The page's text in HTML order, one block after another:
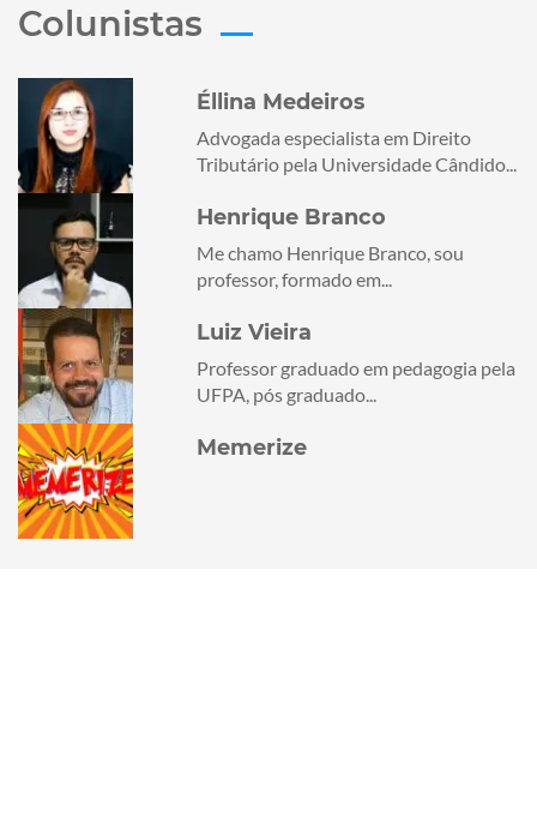
Colunistas
Éllina Medeiros
Advogada especialista em Direito
Tributário pela Universidade Cândido...
Henrique Branco
Me chamo Henrique Branco, sou
professor, formado em...
Luiz Vieira
Professor graduado em pedagogia pela
UFPA, pós graduado...
Memerize